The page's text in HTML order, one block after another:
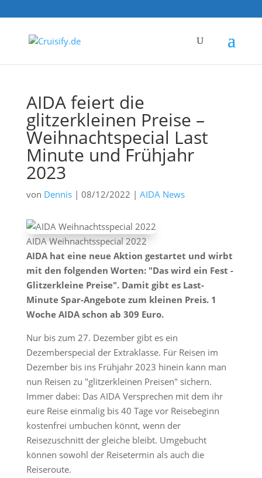
AIDA feiert die
glitzerkleinen Preise –
Weihnachtspecial Last
Minute und Frühjahr
2023
von Dennis| 08/12/2022 | AIDA News
AIDA Weihnachtsspecial 2022
AIDA hat eine neue Aktion gestartet und wirbt
mit den folgenden Worten: "Das wird ein Fest -
Glitzerkleine Preise". Damit gibt es Last-
Minute Spar-Angebote zum kleinen Preis. 1
Woche AIDA schon ab 309 Euro.
Nur bis zum 27. Dezember gibt es ein
Dezemberspecial der Extraklasse. Für Reisen im
Dezember bis ins Frühjahr 2023 hinein kann man
nun Reisen zu "glitzerkleinen Preisen" sichern.
Immer dabei: Das AIDA Versprechen mit dem ihr
eure Reise einmalig bis 40 Tage vor Reisebeginn
kostenfrei umbuchen könnt, wenn der
Reisezuschnitt der gleiche bleibt. Umgebucht
können sowohl der Reisetermin als auch die
Reiseroute.